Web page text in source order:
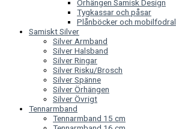
Örhängen Samisk Design
Tygkassar och påsar
Plånböcker och mobilfodral
Samiskt Silver
Silver Armband
Silver Halsband
Silver Ringar
Silver Risku/Brosch
Silver Spänne
Silver Örhängen
Silver Övrigt
Tennarmband
Tennarmband 15 cm